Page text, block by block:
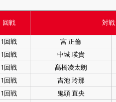
回戦 対
1回戦 宮 正倫
1回戦 中城 瑛貴
1回戦 髙橋凌太朗
1回戦 吉池 玲那
1回戦 鬼頭 直央